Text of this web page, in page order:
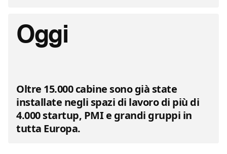
Oggi
Oltre 15.000 cabine sono già state
installate negli spazi di lavoro di più di
4.000 startup, PMI e grandi gruppi in
tutta Europa.